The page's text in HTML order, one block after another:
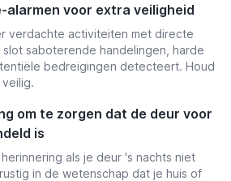
alarmen voor extra veiligheid
verdachte activiteiten met directe
saboterende handelingen, harde
bedreigingen detecteert. Houd
om te zorgen dat de deur voor
is
als je deur 's nachts niet
in de wetenschap dat je huis of